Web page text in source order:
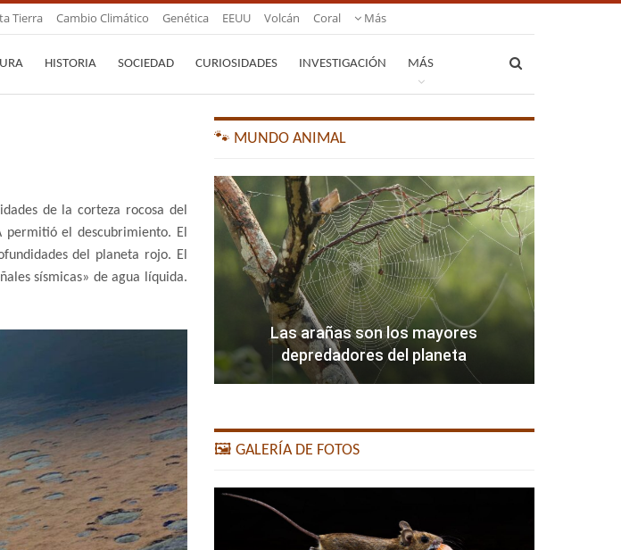
Tierra Cambio Climático Genética EEUU Volcán Coral Más
HISTORIA SOCIEDAD CURIOSIDADES INVESTIGACIÓN MÁS
de la corteza rocosa del
permitió el descubrimiento. El
del planeta rojo. El
sísmicas» de agua líquida.
🐾 MUNDO ANIMAL
Las arañas son los mayores
depredadores del planeta
🖼️ GALERÍA DE FOTOS